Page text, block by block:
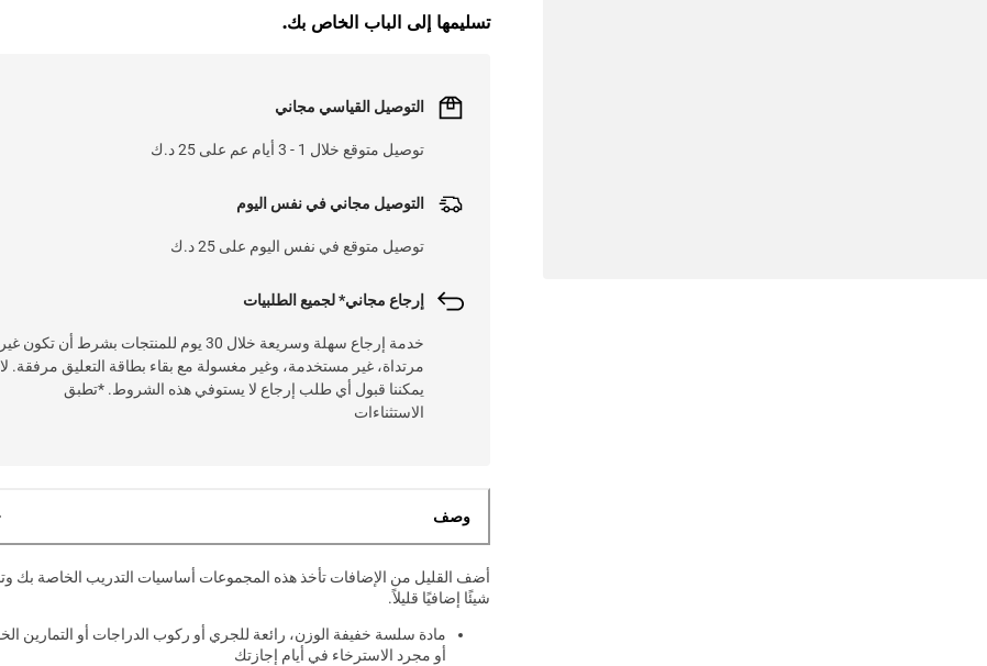
تسليمها إلى الباب الخاص بك.
التوصيل القياسي مجاني
توصيل متوقع خلال 1 - 3 أيام عم على 25 د.ك
التوصيل مجاني في نفس اليوم
توصيل متوقع في نفس اليوم على 25 د.ك
إرجاع مجاني* لجميع الطلبيات
خدمة إرجاع سهلة وسريعة خلال 30 يوم للمنتجات بشرط أن تكون غير
مرتداة، غير مستخدمة، وغير مغسولة مع بقاء بطاقة التعليق مرفقة. لا
يمكننا قبول أي طلب إرجاع لا يستوفي هذه الشروط. *تطبق
الاستثناءات
وصف
أضف القليل من الإضافات تأخذ هذه المجموعات أساسيات التدريب الخاصة بك
شيئًا إضافيًا قليلاً.
مادة سلسة خفيفة الوزن، رائعة للجري أو ركوب الدراجات أو التمارين
أو مجرد الاسترخاء في أيام إجازتك